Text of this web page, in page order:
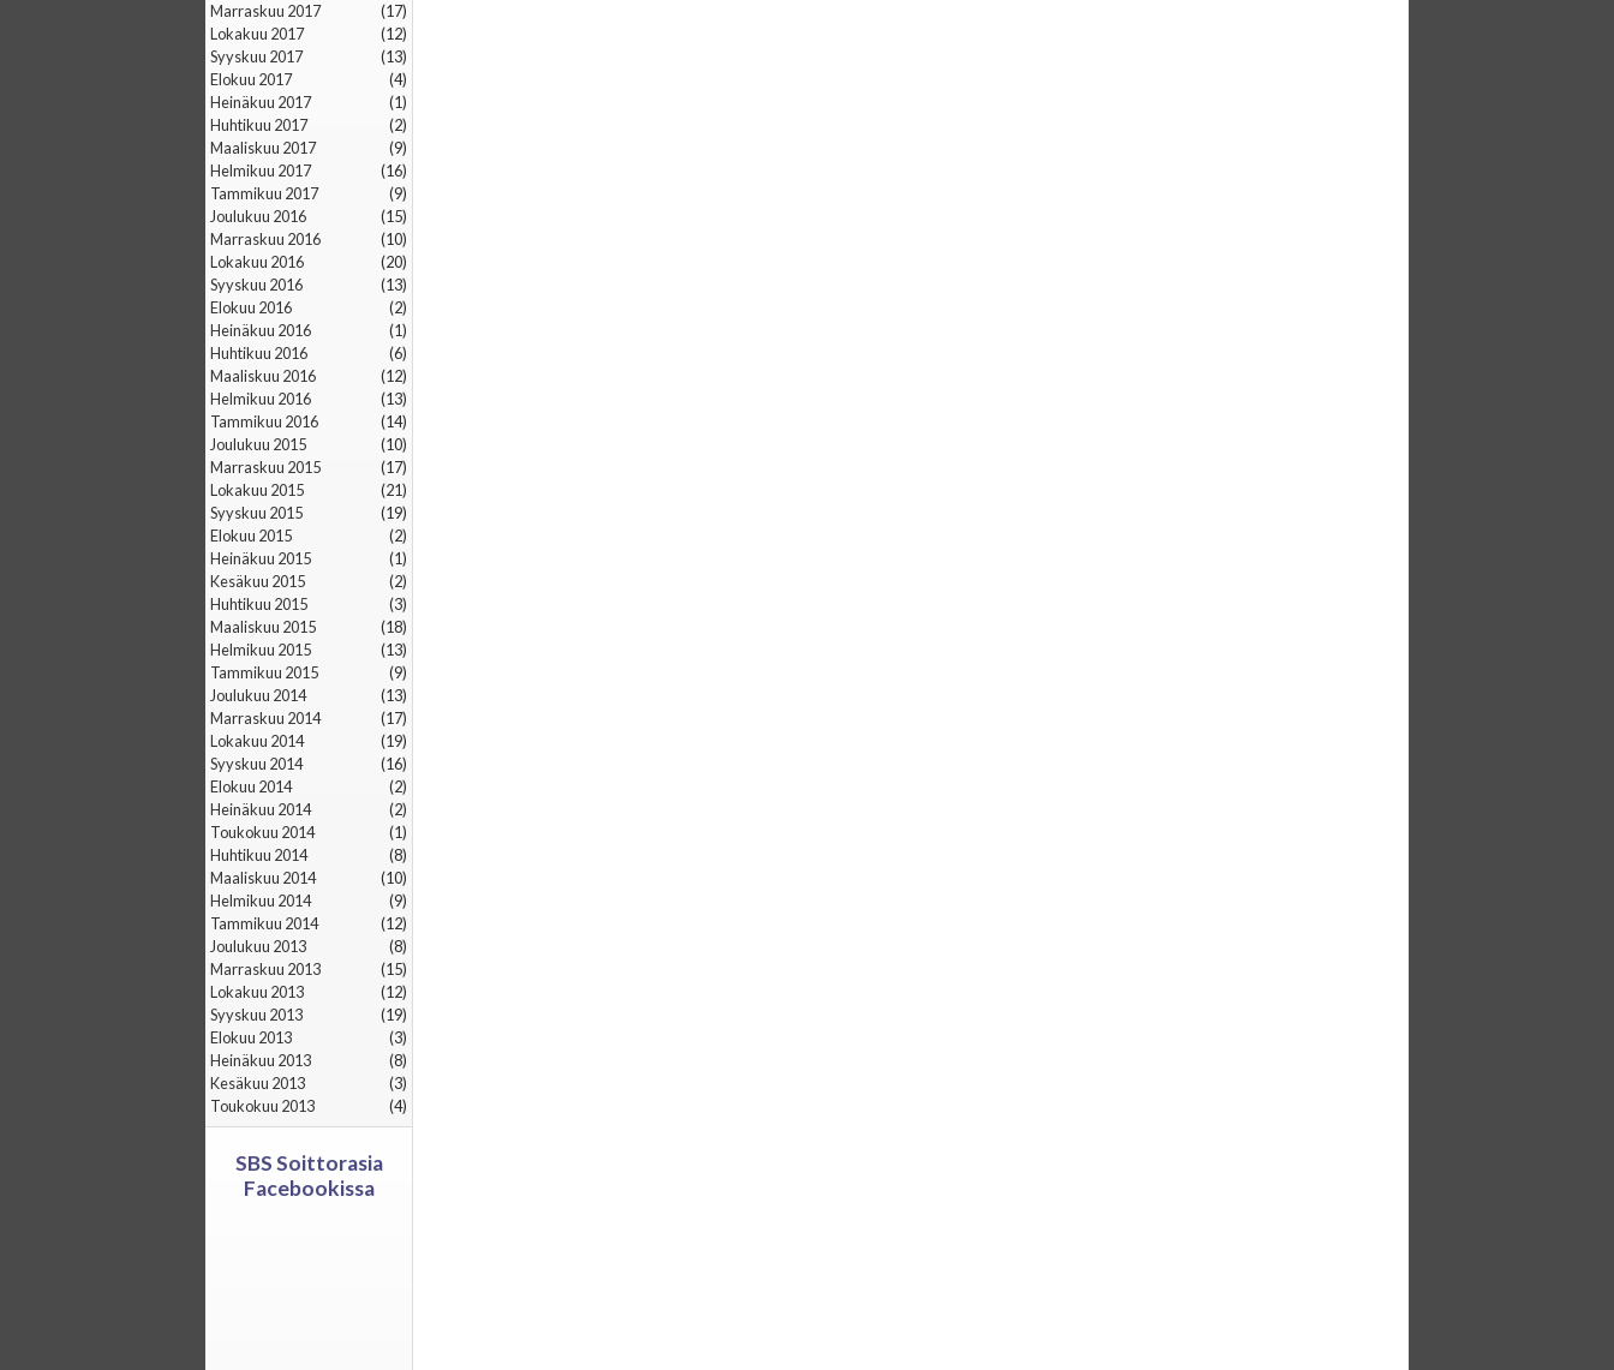
marraskuu 2017
(17)
lokakuu 2017
(12)
syyskuu 2017
(13)
elokuu 2017
(4)
heinäkuu 2017
(1)
huhtikuu 2017
(2)
maaliskuu 2017
(9)
helmikuu 2017
(16)
tammikuu 2017
(9)
joulukuu 2016
(15)
marraskuu 2016
(10)
lokakuu 2016
(20)
syyskuu 2016
(13)
elokuu 2016
(2)
heinäkuu 2016
(1)
huhtikuu 2016
(6)
maaliskuu 2016
(12)
helmikuu 2016
(13)
tammikuu 2016
(14)
joulukuu 2015
(10)
marraskuu 2015
(17)
lokakuu 2015
(21)
syyskuu 2015
(19)
elokuu 2015
(2)
heinäkuu 2015
(1)
kesäkuu 2015
(2)
huhtikuu 2015
(3)
maaliskuu 2015
(18)
helmikuu 2015
(13)
tammikuu 2015
(9)
joulukuu 2014
(13)
marraskuu 2014
(17)
lokakuu 2014
(19)
syyskuu 2014
(16)
elokuu 2014
(2)
heinäkuu 2014
(2)
toukokuu 2014
(1)
huhtikuu 2014
(8)
maaliskuu 2014
(10)
helmikuu 2014
(9)
tammikuu 2014
(12)
joulukuu 2013
(8)
marraskuu 2013
(15)
lokakuu 2013
(12)
syyskuu 2013
(19)
elokuu 2013
(3)
heinäkuu 2013
(8)
kesäkuu 2013
(3)
toukokuu 2013
(4)
SBS Soittorasia
Facebookissa